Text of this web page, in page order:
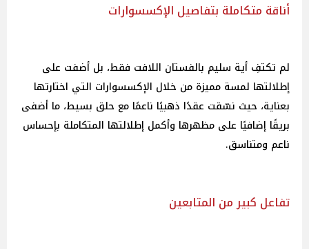
أناقة متكاملة بتفاصيل الإكسسوارات
لم تكتفِ أية سليم بالفستان اللافت فقط، بل أضفت على
إطلالتها لمسة مميزة من خلال الإكسسوارات التي اختارتها
بعناية، حيث نسّقت عقدًا ذهبيًا ناعمًا مع حلق بسيط، ما أضفى
بريقًا إضافيًا على مظهرها وأكمل إطلالتها المتكاملة بإحساس
ناعم ومتناسق.
تفاعل كبير من المتابعين